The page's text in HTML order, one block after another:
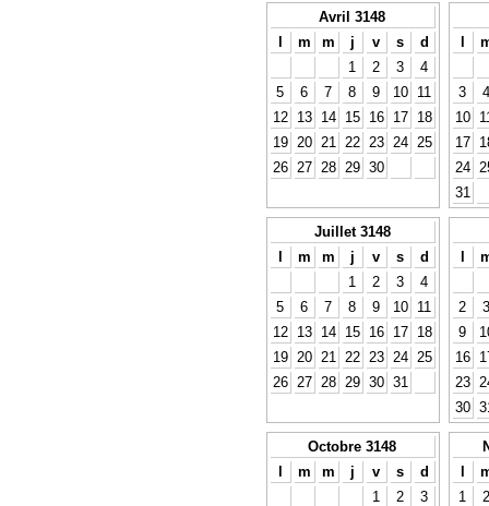
Avril 3148
l
m m j v s
d
1
2 3
4
5
6 7 8 9 10
11
12
13 14 15 16 17
18
19
20 21 22 23 24
25
26
27 28 29 30
l
3
4
10
17
24
31
Juillet 3148
l
m m j v s
d
1
2 3
4
5
6 7 8 9 10
11
12
13 14 15 16 17
18
19
20 21 22 23 24
25
26
27 28 29 30 31
l
2
3
9
16
23
30
Octobre 3148
l
m m j v s
d
1
2
3
l
1
2